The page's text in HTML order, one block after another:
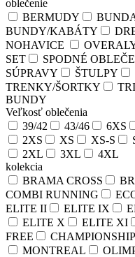
oblečenie
BERMUDY
BUNDY/KABÁTY
NOHAVICE
SET
SPODNÉ
SÚPRAVY
ŠTULPY
TRENKY/ŠORTKY
BUNDY
Veľkosť oblečenia
39/42
43/46 6XS
2XS
XS XS-S
2XL
3XL
4XL
kolekcia
BRAMA CROSS
COMBI RUNNING
ELITE II
ELITE IX
ELITE X
ELITE XI
FREE
MONTREAL